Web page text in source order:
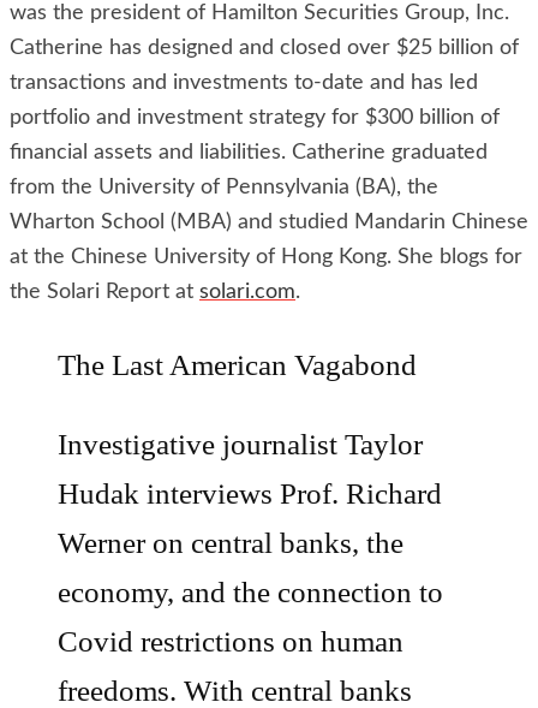
was the president of Hamilton Securities Group, Inc.
Catherine has designed and closed over $25 billion of
transactions and investments to-date and has led
portfolio and investment strategy for $300 billion of
financial assets and liabilities. Catherine graduated
from the University of Pennsylvania (BA), the
Wharton School (MBA) and studied Mandarin Chinese
at the Chinese University of Hong Kong. She blogs for
the Solari Report at solari.com.
The Last American Vagabond
Investigative journalist Taylor
Hudak interviews Prof. Richard
Werner on central banks, the
economy, and the connection to
Covid restrictions on human
freedoms. With central banks